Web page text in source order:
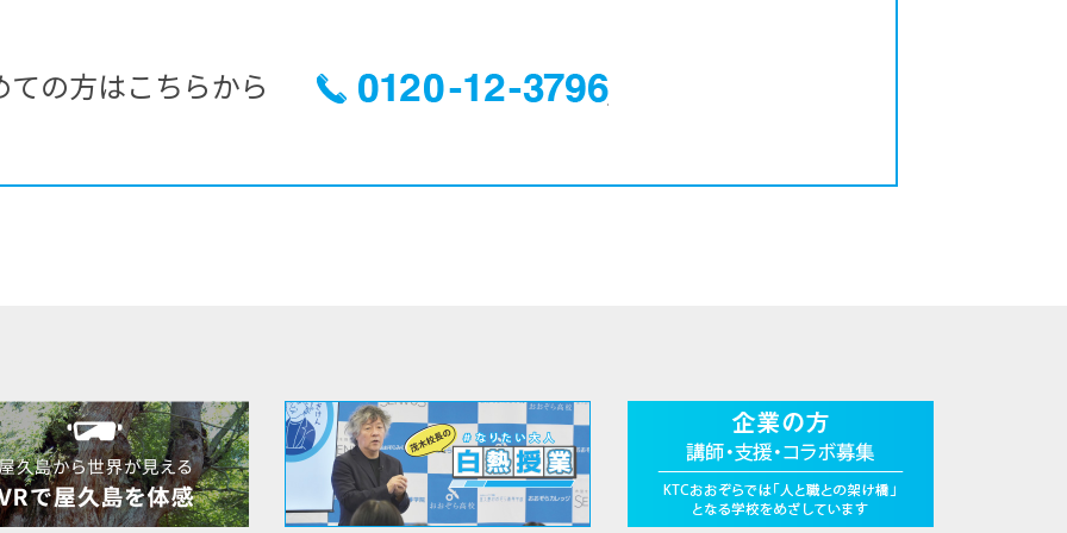
ての方はこちらから 0120-12-3796